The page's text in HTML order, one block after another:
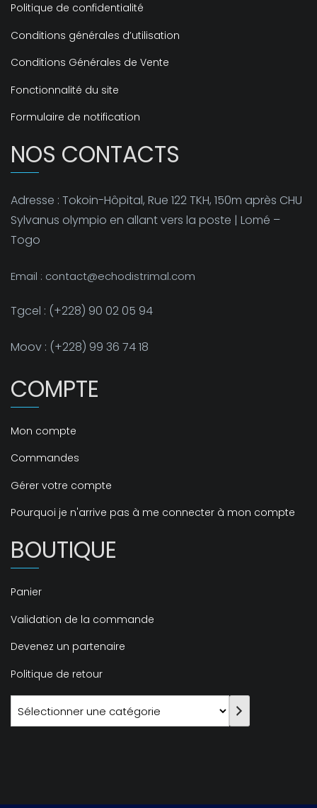
Politique de confidentialité
Conditions générales d’utilisation
Conditions Générales de Vente
Fonctionnalité du site
Formulaire de notification
NOS CONTACTS
Adresse : Tokoin-Hôpital, Rue 122 TKH, 150m après CHU
Sylvanus olympio en allant vers la poste | Lomé –
Togo
Email : contact@echodistrimal.com
Tgcel : (+228) 90 02 05 94
Moov : (+228) 99 36 74 18
COMPTE
Mon compte
Commandes
Gérer votre compte
Pourquoi je n'arrive pas à me connecter à mon compte
BOUTIQUE
Panier
Validation de la commande
Devenez un partenaire
Politique de retour
Sélectionner
une